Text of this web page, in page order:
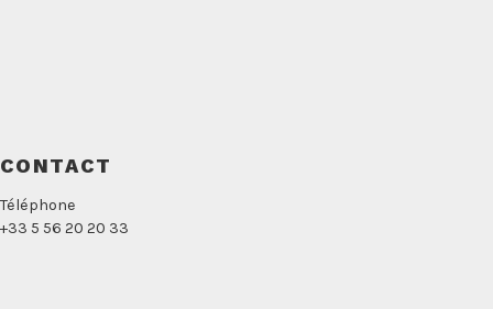
CONTACT
Téléphone
+33 5 56 20 20 33